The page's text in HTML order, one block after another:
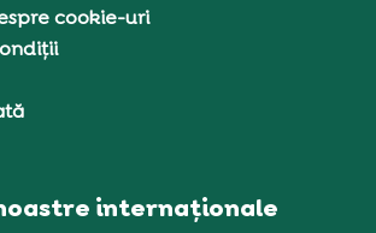
cookie-uri
internaționale